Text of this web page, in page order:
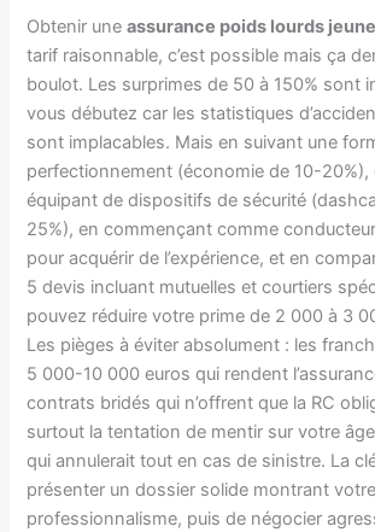
Obtenir uneassurance poids lourds
tarif raisonnable, c’est possible mais ça
boulot. Les surprimes de 50 à 150% sont
vous débutez car les statistiques
sont implacables. Mais en suivant une
perfectionnement (économie de 10-20%),
équipant de dispositifs de sécurité
25%), en commençant comme
pour acquérir de l’expérience, et en
5 devis incluant mutuelles et courtiers
pouvez réduire votre prime de 2 000 à 3
Les pièges à éviter absolument : les
5 000-10 000 euros qui rendent
contrats bridés qui n’offrent que la RC
surtout la tentation de mentir sur votre
qui annulerait tout en cas de sinistre. La
présenter un dossier solide montrant
professionnalisme, puis de négocier